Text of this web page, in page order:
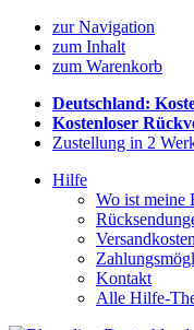
zur Navigation
zum Inhalt
zum Warenkorb
Deutschland:
Kostenloser
Zustellung in 2
Hilfe
Wo ist meine
Versandkosten
Kontakt
Alle Hilfe-